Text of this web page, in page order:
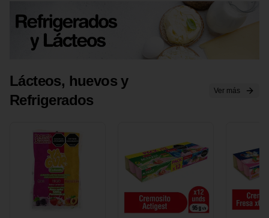
Lácteos, huevos y
Refrigerados
Ver más